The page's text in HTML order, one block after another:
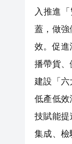
入推進
蓋，做
效。促進
播帶貨
建設「
低產低
技賦能
集成、